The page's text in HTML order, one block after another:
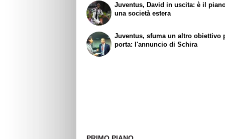
Juventus, David in uscita: è il
una società estera
Juventus, sfuma un altro obiettivo
porta: l'annuncio di Schira